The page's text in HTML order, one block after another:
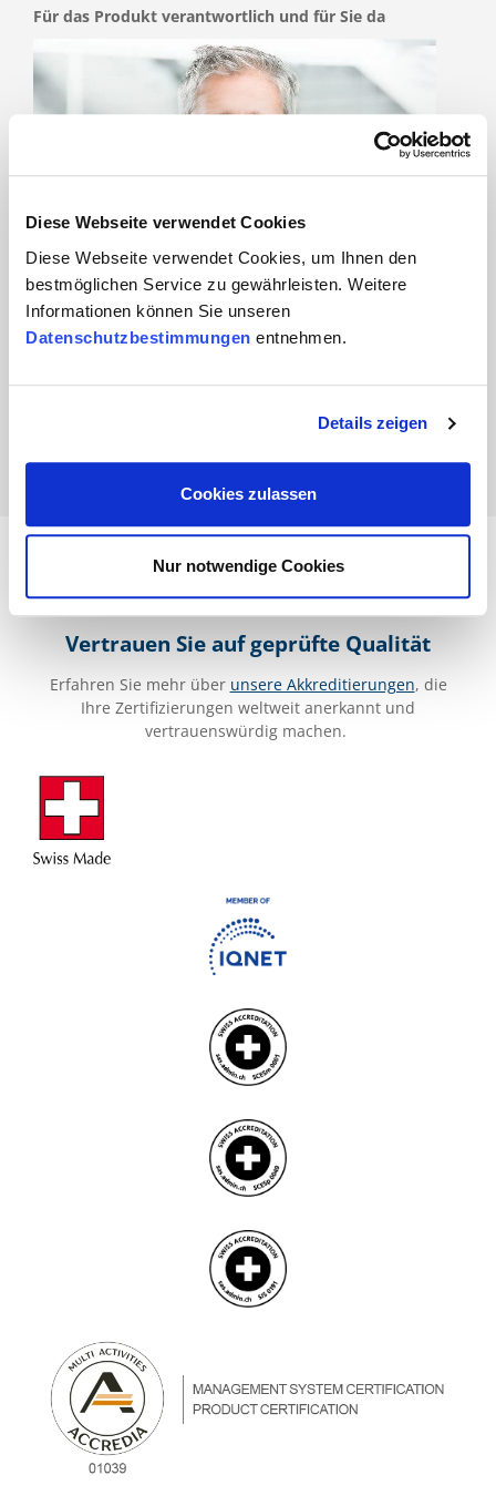
Diese Webseite verwendet Cookies
Diese Webseite verwendet Cookies, um Ihnen den
bestmöglichen Service zu gewährleisten. Weitere
Informationen können Sie unseren
Datenschutzbestimmungen entnehmen.
Details zeigen
Cookies zulassen
Nur notwendige Cookies
Für das Produkt verantwortlich und für Sie da
Pascal Arnaudo
Vertrauen Sie auf geprüfte Qualität
Erfahren Sie mehr über unsere Akkreditierungen, die
Ihre Zertifizierungen weltweit anerkannt und
vertrauenswürdig machen.